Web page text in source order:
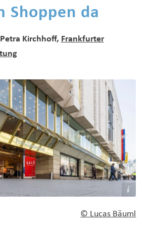
Shoppen da
Kirchhoff, Frankfurter
Lucas Bäuml
© Lucas Bäuml